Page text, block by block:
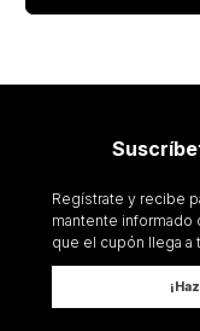
Regístrate y recibe
mantente informado
que el cupón llega a